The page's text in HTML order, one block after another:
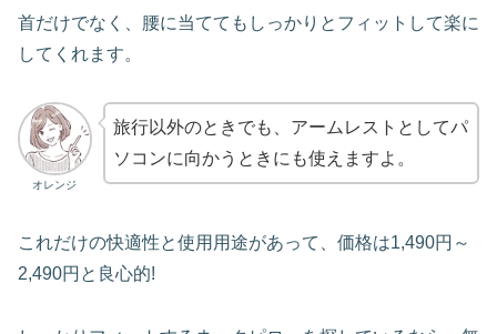
首だけでなく、腰に当ててもしっかりとフィットして楽に
してくれます。
オレンジ
旅行以外のときでも、アームレストとしてパ
ソコンに向かうときにも使えますよ。
これだけの快適性と使用用途があって、価格は1,490円～
2,490円と良心的!